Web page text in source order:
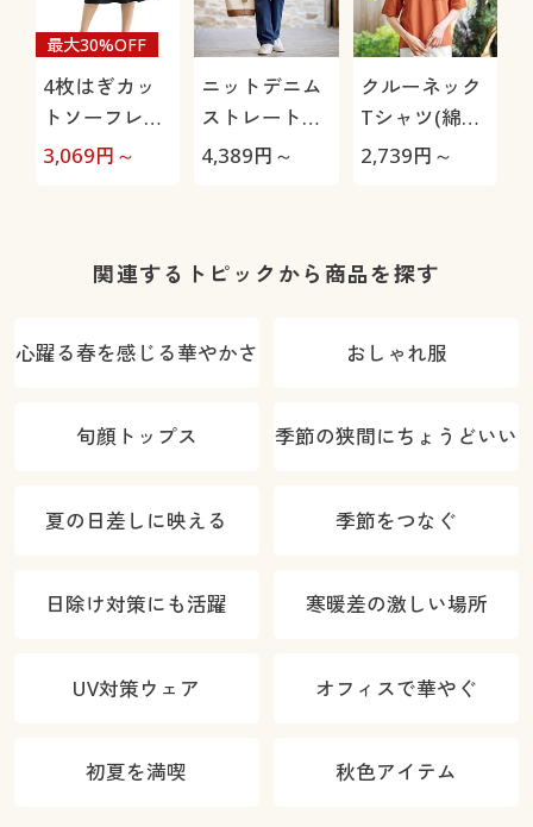
4枚はぎカッ
トソーフレア
スカート(ウエ
最大30%OFF
3,069円～
ニットデニム
ストレートパ
ンツ(スマート
わらか・選べ
OK・1年中は
4,389円～
クルーネック
Tシャツ(綿
100%・洗濯
2,739円～
関連するトピックから商品を探す
心躍る春を感じる華やかさ おしゃれ服
旬顔トップス 季節の狭間にちょうどいい
夏の日差しに映える 季節をつなぐ
日除け対策にも活躍 寒暖差の激しい場所
UV対策ウェア オフィスで華やぐ
初夏を満喫 秋色アイテム